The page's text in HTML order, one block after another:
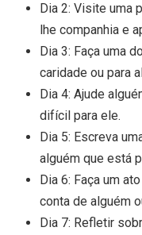
Dia 2: Visite uma
lhe companhia e
Dia 3: Faça uma
caridade ou para
Dia 4: Ajude
difícil para ele.
Dia 5: Escreva
alguém que está
Dia 6: Faça um
conta de alguém
Dia 7: Refletir